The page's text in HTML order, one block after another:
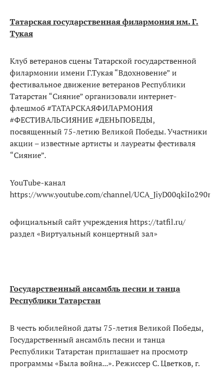
Татарская государственная филармония им. Г.
Тукая
Клуб ветеранов сцены Татарской государственной
филармонии имени Г.Тукая “Вдохновение” и
фестивальное движение ветеранов Республики
Татарстан “Сияние” организовали интернет-
флешмоб #ТАТАРСКАЯФИЛАРМОНИЯ ​
#ФЕСТИВАЛЬСИЯНИЕ #ДЕНЬПОБЕДЫ, ​
посвященный 75-летию Великой Победы. Участники
акции – известные артисты и лауреаты фестиваля
“Сияние”.
YouTube-канал
https://www.youtube.com/channel/
официальный сайт учреждения https://tatfil.ru/
раздел «Виртуальный концертный зал»
Государственный ансамбль песни и танца
Республики Татарстан
В честь юбилейной даты 75-летия Великой Победы,
Государственный ансамбль песни и танца
Республики Татарстан приглашает на просмотр
программы «Была война...». Режиссер С. Цветков, г.